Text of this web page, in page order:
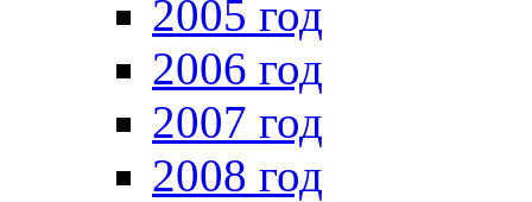
2005 год
2006 год
2007 год
2008 год